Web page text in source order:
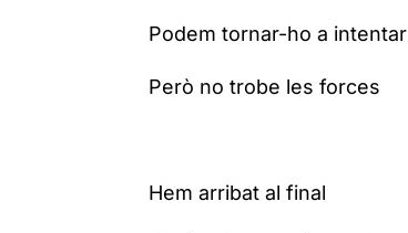
Podem tornar-ho a intentar
Però no trobe les forces
Hem arribat al final